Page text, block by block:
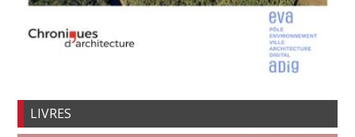
LIVRES